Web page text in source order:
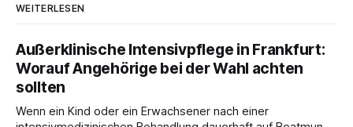
WEITERLESEN
Außerklinische Intensivpflege in Frankfurt:
Worauf Angehörige bei der Wahl achten
sollten
Wenn ein Kind oder ein Erwachsener nach einer